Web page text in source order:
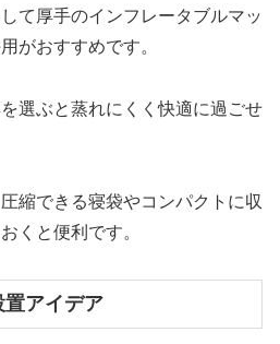
て厚手のインフレータブルマッ
がおすすめです。
選ぶと蒸れにくく快適に過ごせ
縮できる寝袋やコンパクトに収
くと便利です。
アイデア